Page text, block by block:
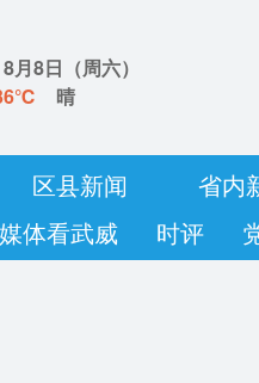
8月8日 （周六）
晴
区县新闻 省内
媒体看武威 时评